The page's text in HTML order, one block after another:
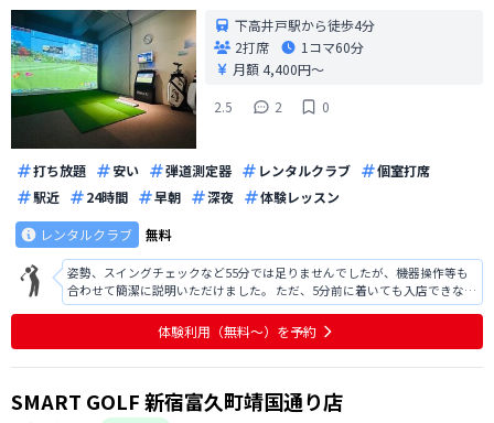
下高井戸駅から徒歩4分
2打席
1コマ60分
月額 4,400円〜
2.5
2 0
打ち放題 安い 弾道測定器 レンタルクラブ
個室打席
駅近
24時間 早朝 深夜
体験レッスン
レンタルクラブ
無料
姿勢、スイングチェックなど55分では足りませんでしたが、機器操作等も
合わせて簡潔に説明いただけました。 ただ、5分前に着いても入店できなく
て不安になりました。前日に予約の確認のメールを送っていただくのであ
れば、お店の前で待つことをメールで前もって伝えていただきたかったで
す。 それから24時間通い放題
体験利用（無料〜）を予約
SMART GOLF 新宿富久町靖国通り店